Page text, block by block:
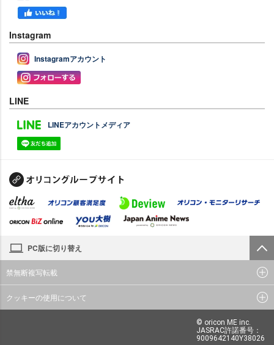
Instagram
Instagramアカウント
LINE
LINEアカウントメディア
PC版に切り替え
禁無断複写転載
クッキーの使用について
© oricon ME inc.
JASRAC許諾番号：
9009642140Y38026